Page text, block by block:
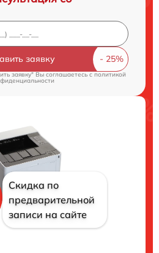
заявку
заявку" Вы соглашаетесь c политикой
Скидка по
предварительной
записи на сайте